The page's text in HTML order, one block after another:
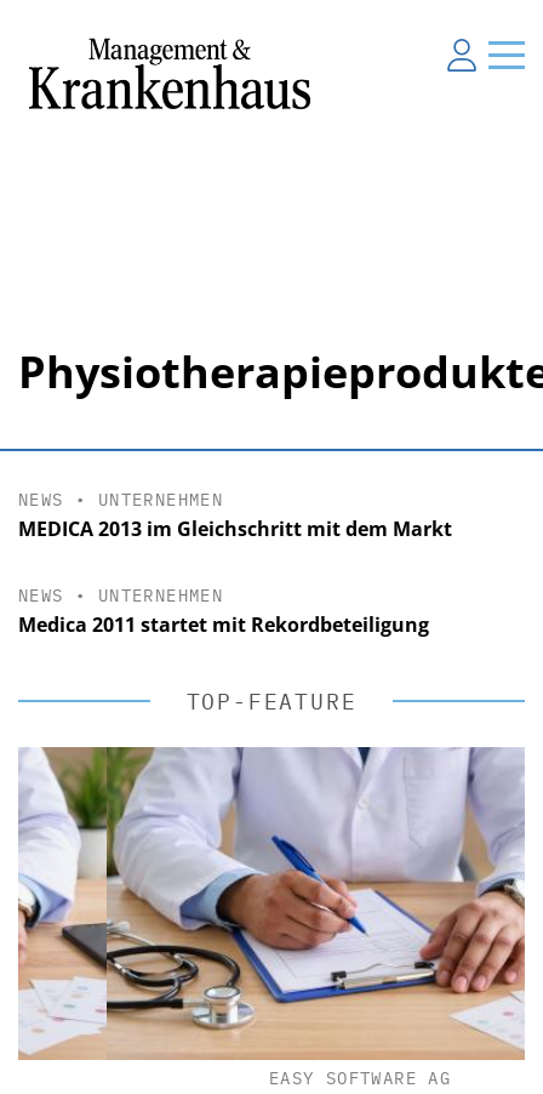
NEWS • UNTERNEHMEN
MEDICA 2013 im Gleichschritt mit dem Markt
NEWS • UNTERNEHMEN
Medica 2011 startet mit Rekordbeteiligung
TOP-FEATURE
EASY SOFTWARE AG